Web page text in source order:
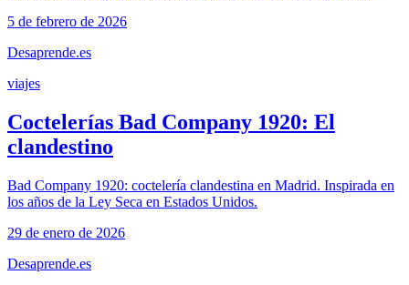
5 de febrero de 2026
Desaprende.es
viajes
Coctelerías Bad Company 1920: El
clandestino
Bad Company 1920: coctelería clandestina en Madrid. Inspirada en
los años de la Ley Seca en Estados Unidos.
29 de enero de 2026
Desaprende.es